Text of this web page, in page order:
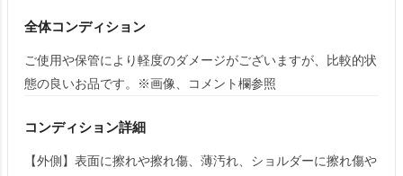
全体コンディション
ご使用や保管により軽度のダメージがございますが、比較的状
態の良いお品です。※画像、コメント欄参照
コンディション詳細
【外側】表面に擦れや擦れ傷、薄汚れ、ショルダーに擦れ傷や